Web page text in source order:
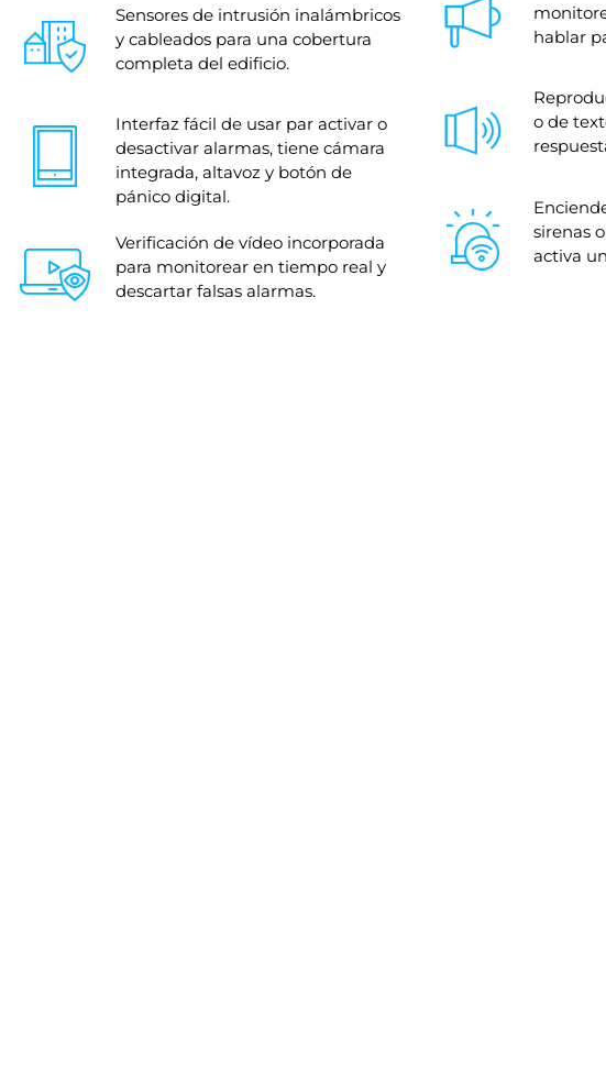
Sensores de intrusión inalámbricos
y cableados para una cobertura
completa del edificio.
Interfaz fácil de usar par activar o
desactivar alarmas, tiene cámara
integrada, altavoz y botón de
pánico digital.
Verificación de vídeo incorporada
para monitorear en tiempo real y
descartar falsas alarmas.
hablar
o de
sirenas
activa